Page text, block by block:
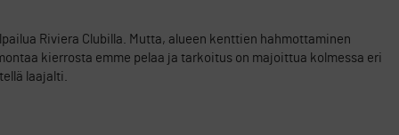
Riviera Clubilla. Mutta, alueen kenttien hahmottaminen
kierrosta emme pelaa ja tarkoitus on majoittua kolmessa eri
laajalti.